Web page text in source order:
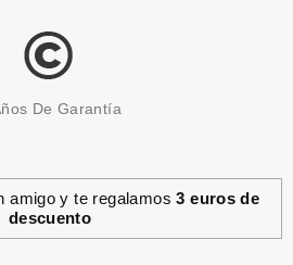
WET BRUSH
De Garantía
amigo y te regalamos3 euros de
descuento